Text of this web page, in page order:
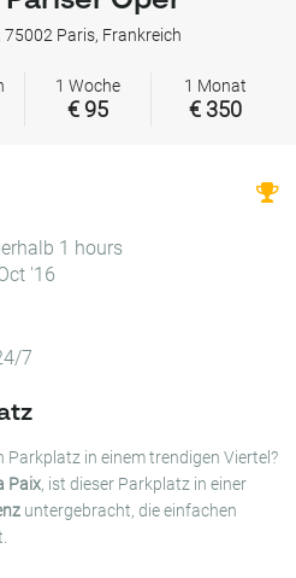
75002 Paris, Frankreich
1 Woche
€ 95
1 Monat
€ 350
1 hours
'16
7
Parkplatz in einem trendigen Viertel?
Paix, ist dieser Parkplatz in einer
untergebracht, die einfachen